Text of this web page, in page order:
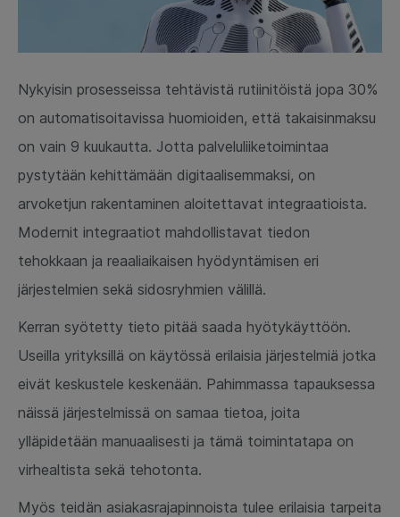
Nykyisin prosesseissa tehtävistä rutiinitöistä jopa 30%
on automatisoitavissa huomioiden, että takaisinmaksu
on vain 9 kuukautta. Jotta palveluliiketoimintaa
pystytään kehittämään digitaalisemmaksi, on
arvoketjun rakentaminen aloitettavat integraatioista.
Modernit integraatiot mahdollistavat tiedon
tehokkaan ja reaaliaikaisen hyödyntämisen eri
järjestelmien sekä sidosryhmien välillä.
Kerran syötetty tieto pitää saada hyötykäyttöön.
Useilla yrityksillä on käytössä erilaisia järjestelmiä jotka
eivät keskustele keskenään. Pahimmassa tapauksessa
näissä järjestelmissä on samaa tietoa, joita
ylläpidetään manuaalisesti ja tämä toimintatapa on
virhealtista sekä tehotonta.
Myös teidän asiakasrajapinnoista tulee erilaisia tarpeita